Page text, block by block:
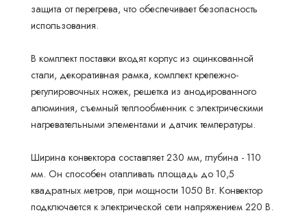
защита от перегрева, что обеспечивает безопасность
использования.
В комплект поставки входят корпус из оцинкованной
стали, декоративная рамка, комплект крепежно-
регулировочных ножек, решетка из анодированного
алюминия, съемный теплообменник с электрическими
нагревательными элементами и датчик температуры.
Ширина конвектора составляет 230 мм, глубина - 110
мм. Он способен отапливать площадь до 10,5
квадратных метров, при мощности 1050 Вт. Конвектор
подключается к электрической сети напряжением 220 В.